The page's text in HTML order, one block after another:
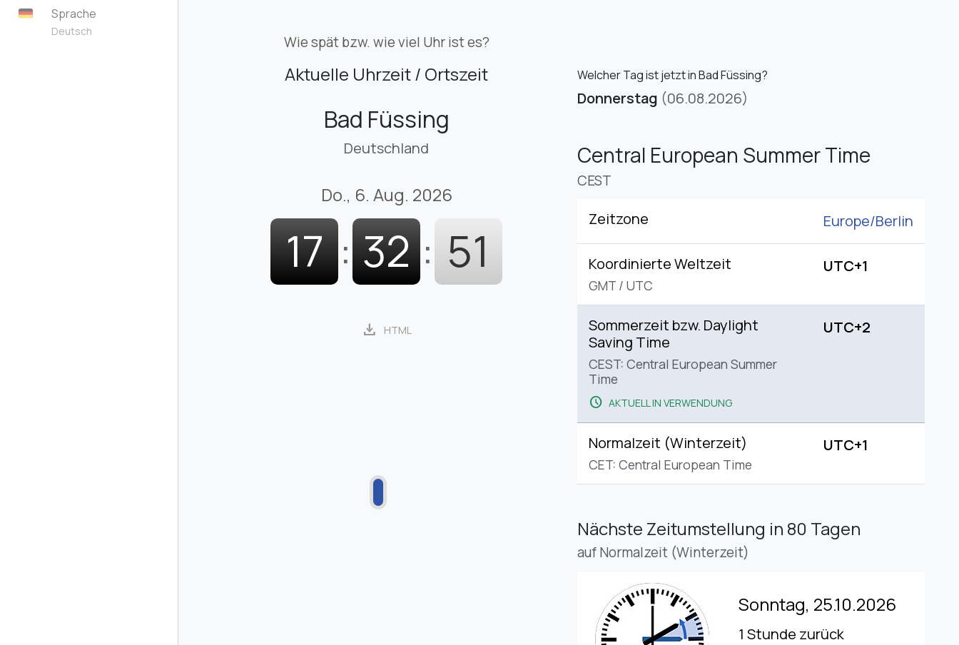
Sprache
Deutsch
Wie spät bzw. wie viel Uhr ist es?
Aktuelle Uhrzeit / Ortszeit
Bad Füssing
Deutschland
Do., 6. Aug. 2026
17 : 32 : 52
download HTML
Welcher Tag ist jetzt in Bad Füssing?
Donnerstag (06.08.2026)
Central European Summer Time
CEST
Zeitzone Europe/Berlin
Koordinierte Weltzeit
GMT / UTC
UTC+1
Sommerzeit bzw. Daylight
Saving Time
CEST: Central European Summer
Time
schedule AKTUELL IN VERWENDUNG
UTC+2
Normalzeit (Winterzeit)
CET: Central European Time
UTC+1
Nächste Zeitumstellung in 80 Tagen
auf Normalzeit (Winterzeit)
Sonntag, 25.10.2026
1 Stunde zurück